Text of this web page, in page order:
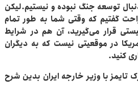
توسعه‌ جنگ نبوده و نیستیم.لیکن
گفتیم که وقتی شما به طور تمام
قرار می‌گیرید، آن هم در شرایط
در موقعیتی نیست که به دیگران
کنید.
تایمز با وزیر خارجه ایران بدین شرح